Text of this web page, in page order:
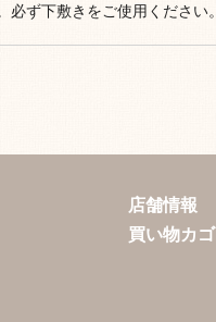
ず下敷きをご使用ください。
店舗情報
買い物カゴ